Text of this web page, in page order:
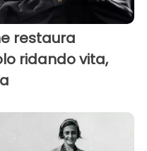
restaura
ridando vita,